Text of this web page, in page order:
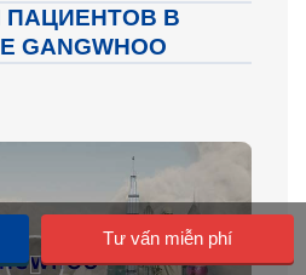
В
GANGWHOO
Tư vấn miễn phí